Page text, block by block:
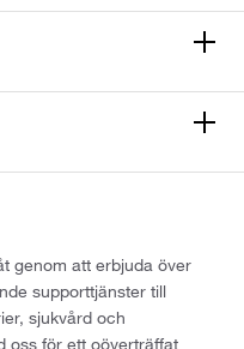
genom att erbjuda över
supporttjänster till
sjukvård och
oss för ett oöverträffat